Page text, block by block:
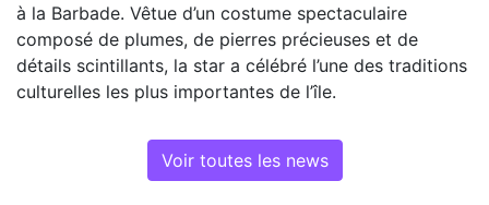
à la Barbade. Vêtue d’un costume spectaculaire
composé de plumes, de pierres précieuses et de
détails scintillants, la star a célébré l’une des traditions
culturelles les plus importantes de l’île.
Voir toutes les news